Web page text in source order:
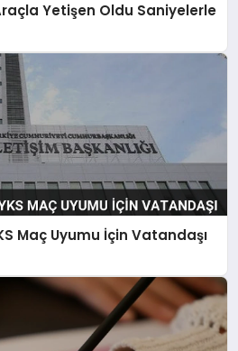
Yetişen Oldu Saniyelerle
Maç Uyumu İçin Vatandaşı